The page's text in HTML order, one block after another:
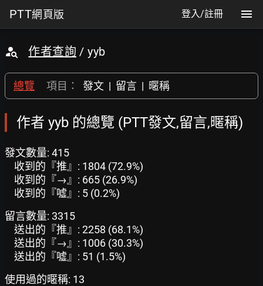
PTT網頁版 登入/註冊
作者查詢 / yyb
總覽 項目： 發文 | 留言 | 暱稱
作者 yyb 的總覽 (PTT發文,留言,暱稱)
發文數量: 415
收到的『推』: 1804 (72.9%)
收到的『→』: 665 (26.9%)
收到的『噓』: 5 (0.2%)
留言數量: 3315
送出的『推』: 2258 (68.1%)
送出的『→』: 1006 (30.3%)
送出的『噓』: 51 (1.5%)
使用過的暱稱: 13